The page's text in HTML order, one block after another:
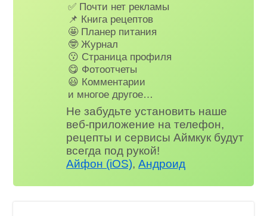
✅ Почти нет рекламы
📌 Книга рецептов
🤩 Планер питания
🤓 Журнал
😗 Страница профиля
😋 Фотоотчеты
😃 Комментарии
и многое другое…
Не забудьте установить наше
веб-приложение на телефон,
рецепты и сервисы Аймкук будут
всегда под рукой!
Айфон (iOS),Андроид